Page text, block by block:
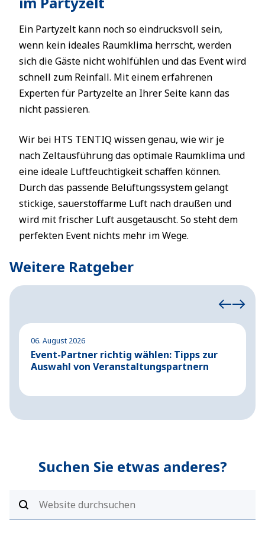
Ein Partyzelt kann noch so eindrucksvoll sein,
wenn kein ideales Raumklima herrscht, werden
sich die Gäste nicht wohlfühlen und das Event wird
schnell zum Reinfall. Mit einem erfahrenen
Experten für Partyzelte an Ihrer Seite kann das
nicht passieren.
Wir bei HTS TENTIQ wissen genau, wie wir je
nach Zeltausführung das optimale Raumklima und
eine ideale Luftfeuchtigkeit schaffen können.
Durch das passende Belüftungssystem gelangt
stickige, sauerstoffarme Luft nach draußen und
wird mit frischer Luft ausgetauscht. So steht dem
perfekten Event nichts mehr im Wege.
Weitere Ratgeber
06. August 2026
Event-Partner richtig wählen: Tipps zur
Auswahl von Veranstaltungspartnern
Suchen Sie etwas anderes?